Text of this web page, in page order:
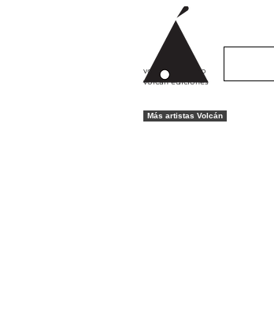
Más artistas Volcán
volcán proyecto
volcán ediciones